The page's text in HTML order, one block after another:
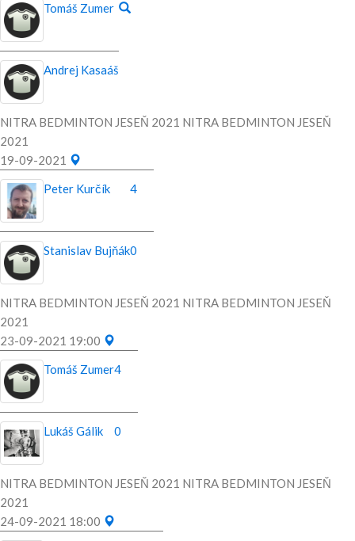
Tomáš Zumer
Andrej Kasaáš
NITRA BEDMINTON JESEŇ 2021 NITRA BEDMINTON JESEŇ
2021
19-09-2021
Peter Kurčík
4
Stanislav Bujňák0
NITRA BEDMINTON JESEŇ 2021 NITRA BEDMINTON JESEŇ
2021
23-09-2021 19:00
Tomáš Zumer4
Lukáš Gálik 0
NITRA BEDMINTON JESEŇ 2021 NITRA BEDMINTON JESEŇ
2021
24-09-2021 18:00